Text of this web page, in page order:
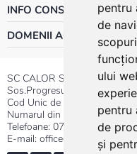
pentru
de
ului
pentru
de
și
INFO CONSUMATOR
DOMENII ACTIVITATE
SC CALOR SRL
Sos.Progresului nr.30-40,
Cod Unic de Inregistrare: RO
Numarul din Registrul
Telefoane: 0737.23.44.44|
E-mail: office@calor.ro